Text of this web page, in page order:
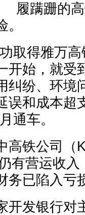
履蹒跚的
得雅万高
开始，就受
纠纷、环境
误和成本超
通车。
铁公司（
有营运收入
务已陷入亏
发银行对